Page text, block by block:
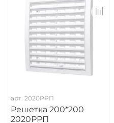
арт. 2020РРП
Решетка 200*200
2020РРП